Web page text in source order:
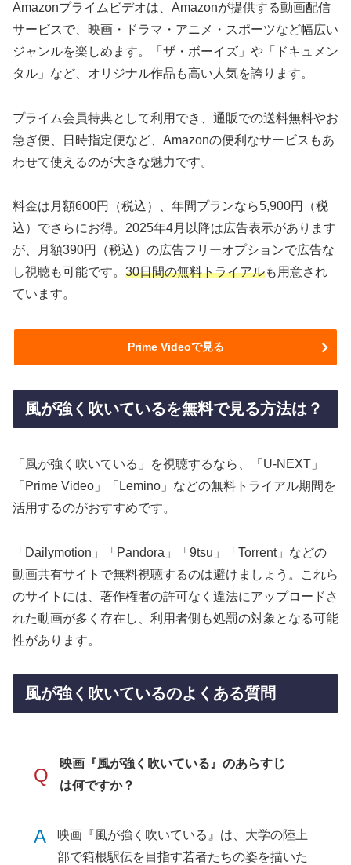
Amazonプライムビデオは、Amazonが提供する動画配信
サービスで、映画・ドラマ・アニメ・スポーツなど幅広い
ジャンルを楽しめます。「ザ・ボーイズ」や「ドキュメン
タル」など、オリジナル作品も高い人気を誇ります。
プライム会員特典として利用でき、通販での送料無料やお
急ぎ便、日時指定便など、Amazonの便利なサービスもあ
わせて使えるのが大きな魅力です。
料金は月額600円（税込）、年間プランなら5,900円（税
込）でさらにお得。2025年4月以降は広告表示があります
が、月額390円（税込）の広告フリーオプションで広告な
し視聴も可能です。 30日間の無料トライアルも用意され
ています。
Prime Videoで見る
風が強く吹いているを無料で見る方法は？
「風が強く吹いている」を視聴するなら、「U-NEXT」
「Prime Video」「Lemino」などの無料トライアル期間を
活用するのがおすすめです。
「Dailymotion」「Pandora」「9tsu」「Torrent」などの
動画共有サイトで無料視聴するのは避けましょう。これら
のサイトには、著作権者の許可なく違法にアップロードさ
れた動画が多く存在し、利用者側も処罰の対象となる可能
性があります。
風が強く吹いているのよくある質問
Q
映画『風が強く吹いている』のあらすじ
は何ですか？
A
映画『風が強く吹いている』は、大学の陸上
部で箱根駅伝を目指す若者たちの姿を描いた